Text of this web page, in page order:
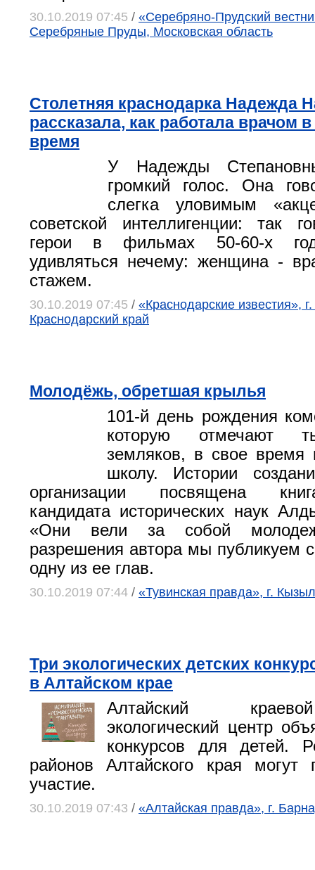
30.10.2019 07:45 / «Серебряно-Прудский
Серебряные Пруды, Московская область
Столетняя краснодарка Надежда
рассказала, как работала врачом
время
У Надежды
громкий голос. Она
слегка уловимым
советской интеллигенции: так
герои в фильмах 50-60-х
удивляться нечему: женщина -
стажем.
30.10.2019 07:45 / «Краснодарские известия»,
Краснодарский край
Молодёжь, обретшая крылья
101-й день рождения
которую отмечают
земляков, в свое время
школу. Истории
организации посвящена
кандидата исторических наук
«Они вели за собой
разрешения автора мы публикуем
одну из ее глав.
30.10.2019 07:44 / «Тувинская правда», г.
Три экологических детских
в Алтайском крае
Алтайский
экологический центр
конкурсов для детей.
районов Алтайского края могут
участие.
30.10.2019 07:43 / «Алтайская правда», г.